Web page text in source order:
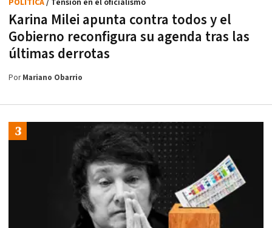
Karina Milei apunta contra todos y el
Gobierno reconfigura su agenda tras las
últimas derrotas
POLÍTICA/ Tensión en el oficialismo
PorMariano Obarrio